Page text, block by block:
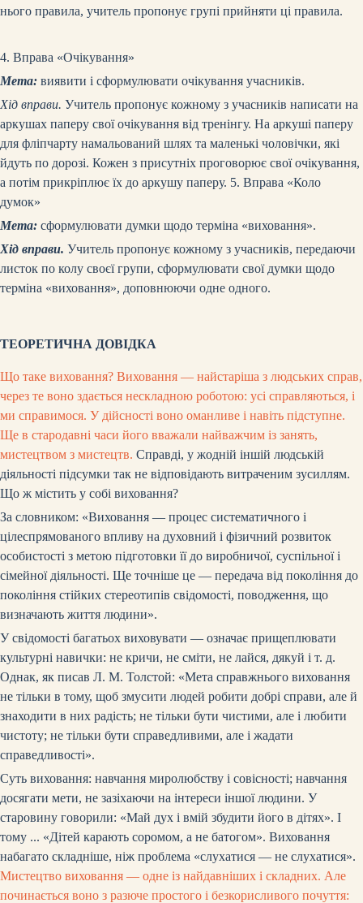
нього правила, учитель пропонує групі прийняти ці правила.
4. Вправа «Очікування»
Мета: виявити і сформулювати очікування учасників.
Хід вправи. Учитель пропонує кожному з учасників написати на
аркушах паперу свої очікування від тренінгу. На аркуші паперу
для фліпчарту намальований шлях та маленькі чоловічки, які
йдуть по дорозі. Кожен з присутніх проговорює свої очікування,
а потім прикріплює їх до аркушу паперу. 5. Вправа «Коло
думок»
Мета: сформулювати думки щодо терміна «виховання».
Хід вправи. Учитель пропонує кожному з учасників, передаючи
листок по колу своєї групи, сформулювати свої думки щодо
терміна «виховання», доповнюючи одне одного.
ТЕОРЕТИЧНА ДОВІДКА
Що таке виховання? Виховання — найстаріша з людських справ,
через те воно здається нескладною роботою: усі справляються, і
ми справимося. У дійсності воно оманливе і навіть підступне.
Ще в стародавні часи його вважали найважчим із занять,
мистецтвом з мистецтв. Справді, у жодній іншій людській
діяльності підсумки так не відповідають витраченим зусиллям.
Що ж містить у собі виховання?
За словником: «Виховання — процес систематичного і
цілеспрямованого впливу на духовний і фізичний розвиток
особистості з метою підготовки її до виробничої, суспільної і
сімейної діяльності. Ще точніше це — передача від покоління до
покоління стійких стереотипів свідомості, поводження, що
визначають життя людини».
У свідомості багатьох виховувати — означає прищеплювати
культурні навички: не кричи, не сміти, не лайся, дякуй і т. д.
Однак, як писав Л. М. Толстой: «Мета справжнього виховання
не тільки в тому, щоб змусити людей робити добрі справи, але й
знаходити в них радість; не тільки бути чистими, але і любити
чистоту; не тільки бути справедливими, але і жадати
справедливості».
Суть виховання: навчання миролюбству і совісності; навчання
досягати мети, не зазіхаючи на інтереси іншої людини. У
старовину говорили: «Май дух і вмій збудити його в дітях». І
тому ... «Дітей карають соромом, а не батогом». Виховання
набагато складніше, ніж проблема «слухатися — не слухатися».
Мистецтво виховання — одне із найдавніших і складних. Але
починається воно з разюче простого і безкорисливого почуття: